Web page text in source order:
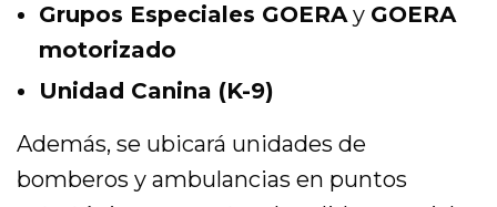
Grupos Especiales GOERAy GOERA
motorizado
Unidad Canina (K-9)
Además, se ubicará unidades de
bomberos y ambulancias en puntos